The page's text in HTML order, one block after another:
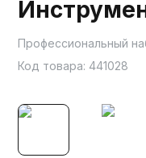
Профессиональный
Код товара: 441028